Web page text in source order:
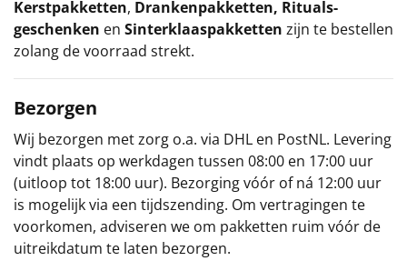
Kerstpakketten, Drankenpakketten, Rituals-
geschenken en Sinterklaaspakketten zijn te bestellen
zolang de voorraad strekt.
Bezorgen
Wij bezorgen met zorg o.a. via DHL en PostNL. Levering
vindt plaats op werkdagen tussen 08:00 en 17:00 uur
(uitloop tot 18:00 uur). Bezorging vóór of ná 12:00 uur
is mogelijk via een tijdszending. Om vertragingen te
voorkomen, adviseren we om pakketten ruim vóór de
uitreikdatum te laten bezorgen.